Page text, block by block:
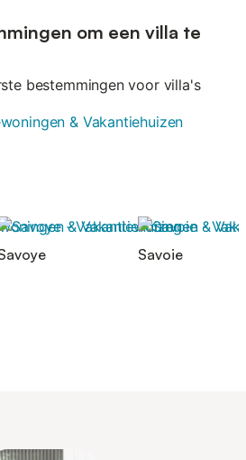
om een villa te
bestemmingen voor villa's
Savoie